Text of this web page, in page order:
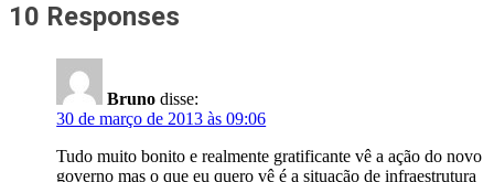
10 Responses
Bruno disse:
30 de março de 2013 às 09:06
Tudo muito bonito e realmente gratificante vê a ação do novo
governo mas o que eu quero vê é a situação de infraestrutura